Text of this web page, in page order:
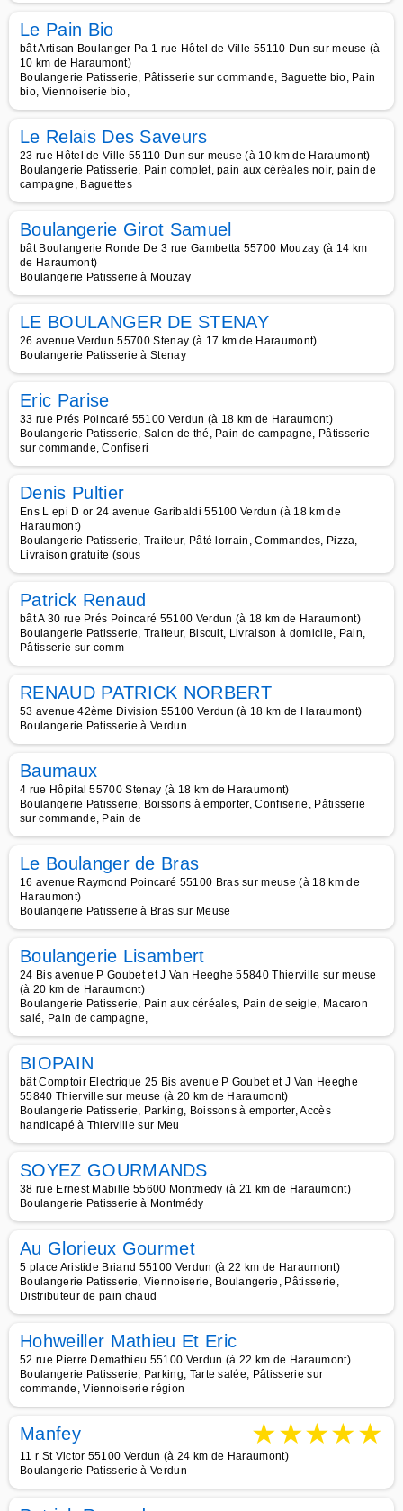
Le Pain Bio
bât Artisan Boulanger Pa 1 rue Hôtel de Ville 55110 Dun sur meuse (à
10 km de Haraumont)
Boulangerie Patisserie, Pâtisserie sur commande, Baguette bio, Pain
bio, Viennoiserie bio,
Le Relais Des Saveurs
23 rue Hôtel de Ville 55110 Dun sur meuse (à 10 km de Haraumont)
Boulangerie Patisserie, Pain complet, pain aux céréales noir, pain de
campagne, Baguettes
Boulangerie Girot Samuel
bât Boulangerie Ronde De 3 rue Gambetta 55700 Mouzay (à 14 km
de Haraumont)
Boulangerie Patisserie à Mouzay
LE BOULANGER DE STENAY
26 avenue Verdun 55700 Stenay (à 17 km de Haraumont)
Boulangerie Patisserie à Stenay
Eric Parise
33 rue Prés Poincaré 55100 Verdun (à 18 km de Haraumont)
Boulangerie Patisserie, Salon de thé, Pain de campagne, Pâtisserie
sur commande, Confiseri
Denis Pultier
Ens L epi D or 24 avenue Garibaldi 55100 Verdun (à 18 km de
Haraumont)
Boulangerie Patisserie, Traiteur, Pâté lorrain, Commandes, Pizza,
Livraison gratuite (sous
Patrick Renaud
bât A 30 rue Prés Poincaré 55100 Verdun (à 18 km de Haraumont)
Boulangerie Patisserie, Traiteur, Biscuit, Livraison à domicile, Pain,
Pâtisserie sur comm
RENAUD PATRICK NORBERT
53 avenue 42ème Division 55100 Verdun (à 18 km de Haraumont)
Boulangerie Patisserie à Verdun
Baumaux
4 rue Hôpital 55700 Stenay (à 18 km de Haraumont)
Boulangerie Patisserie, Boissons à emporter, Confiserie, Pâtisserie
sur commande, Pain de
Le Boulanger de Bras
16 avenue Raymond Poincaré 55100 Bras sur meuse (à 18 km de
Haraumont)
Boulangerie Patisserie à Bras sur Meuse
Boulangerie Lisambert
24 Bis avenue P Goubet et J Van Heeghe 55840 Thierville sur meuse
(à 20 km de Haraumont)
Boulangerie Patisserie, Pain aux céréales, Pain de seigle, Macaron
salé, Pain de campagne,
BIOPAIN
bât Comptoir Electrique 25 Bis avenue P Goubet et J Van Heeghe
55840 Thierville sur meuse (à 20 km de Haraumont)
Boulangerie Patisserie, Parking, Boissons à emporter, Accès
handicapé à Thierville sur Meu
SOYEZ GOURMANDS
38 rue Ernest Mabille 55600 Montmedy (à 21 km de Haraumont)
Boulangerie Patisserie à Montmédy
Au Glorieux Gourmet
5 place Aristide Briand 55100 Verdun (à 22 km de Haraumont)
Boulangerie Patisserie, Viennoiserie, Boulangerie, Pâtisserie,
Distributeur de pain chaud
Hohweiller Mathieu Et Eric
52 rue Pierre Demathieu 55100 Verdun (à 22 km de Haraumont)
Boulangerie Patisserie, Parking, Tarte salée, Pâtisserie sur
commande, Viennoiserie région
Manfey ★★★★★
11 r St Victor 55100 Verdun (à 24 km de Haraumont)
Boulangerie Patisserie à Verdun